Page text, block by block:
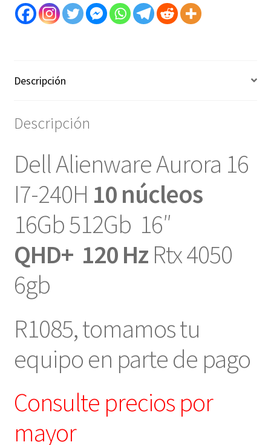
Descripción
Descripción
Dell Alienware Aurora 16
I7-240H 10 núcleos
16Gb 512Gb 16″
QHD+ 120 Hz Rtx 4050
6gb
R1085, tomamos tu
equipo en parte de pago
Consulte precios por
mayor